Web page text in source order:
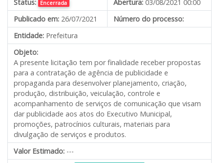
Status: Encerrada Abertura: 03/08/2021 00:00
Publicado em: 26/07/2021
Número do processo:
Entidade: Prefeitura
Objeto:
A presente licitação tem por finalidade receber propostas
para a contratação de agência de publicidade e
propaganda para desenvolver planejamento, criação,
produção, distribuição, veiculação, controle e
acompanhamento de serviços de comunicação que visam
dar publicidade aos atos do Executivo Municipal,
promoções, patrocínios culturais, materiais para
divulgação de serviços e produtos.
Valor Estimado: ---